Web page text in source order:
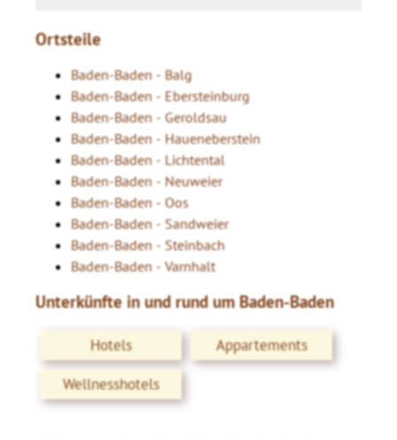
Ortsteile
Baden-Baden - Balg
Baden-Baden - Ebersteinburg
Baden-Baden - Geroldsau
Baden-Baden - Haueneberstein
Baden-Baden - Lichtental
Baden-Baden - Neuweier
Baden-Baden - Oos
Baden-Baden - Sandweier
Baden-Baden - Steinbach
Baden-Baden - Varnhalt
Unterkünfte in und rund um Baden-Baden
Hotels
Appartements
Wellnesshotels